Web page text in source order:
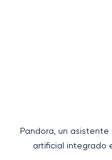
Pandora, un
artificial integrado